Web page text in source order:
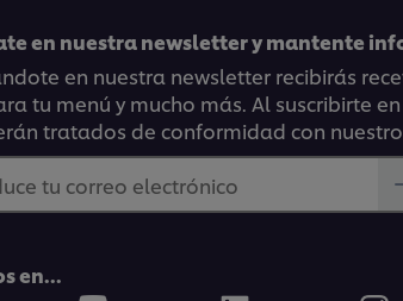
en nuestra newsletter y mantente
en nuestra newsletter recibirás
tu menú y mucho más. Al suscribirte
tratados de conformidad con
tu correo electrónico
en...